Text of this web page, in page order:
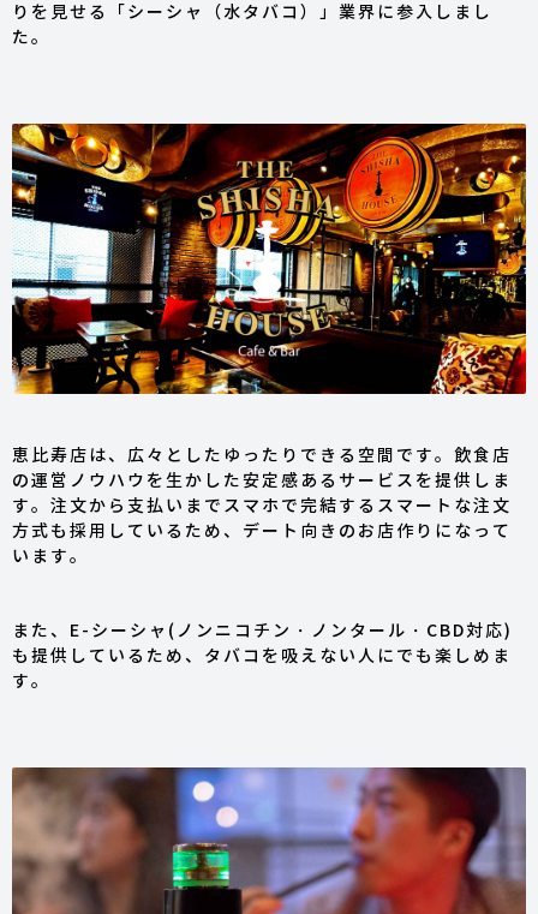
りを見せる「シーシャ（水タバコ）」業界に参入しまし
た。
恵比寿店は、広々としたゆったりできる空間です。飲食店
の運営ノウハウを生かした安定感あるサービスを提供しま
す。注文から支払いまでスマホで完結するスマートな注文
方式も採用しているため、デート向きのお店作りになって
います。
また、E-シーシャ(ノンニコチン・ノンタール・CBD対応)
も提供しているため、タバコを吸えない人にでも楽しめま
す。